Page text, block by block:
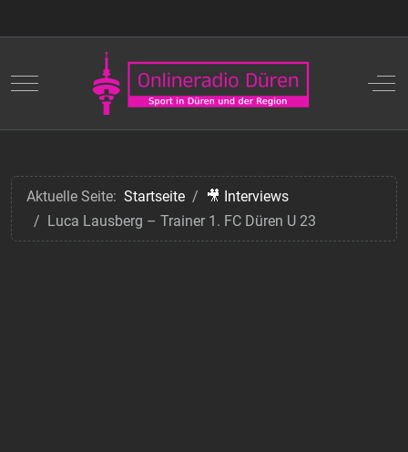
Mobile Menu Toggle Off-
Aktuelle Seite: Startseite
🎥 Interviews
Luca Lausberg – Trainer 1. FC Düren U 23